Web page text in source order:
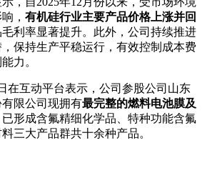
， 有机硅行业主要产品价格上涨并回
利率显著提升。此外，公司持续推进
保持生产平稳运行，有效控制成本费
力。
在互动平台表示，公司参股公司山东
限公司现拥有最完整的燃料电池膜及
已形成含氟精细化学品、特种功能含氟
三大产品群共十余种产品。